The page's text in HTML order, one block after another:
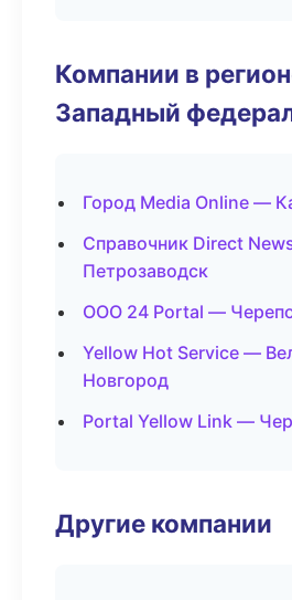
Компании в
Западный
Город Media Online —
Справочник Direct
Петрозаводск
ООО 24 Portal —
Yellow Hot Service —
Новгород
Portal Yellow Link —
Другие компании